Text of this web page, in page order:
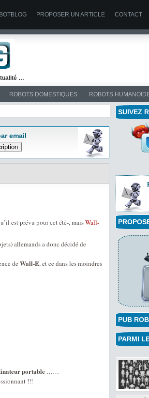
PROPOSER UN ARTICLE CONTACT
…
ROBOTS DOMESTIQUES ROBOTS
email
est prévu pour cet été-, maisWall-
allemands a donc décidé de
de Wall-E, et ce dans les moindres
portable ……
!!!
SUIVEZ
PUB
PARMI